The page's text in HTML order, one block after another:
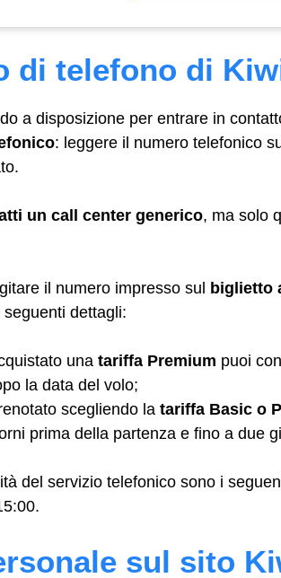
di telefono di
a disposizione per entrare in
: leggere il numero telefonico
un call center generico, ma solo
il numero impresso sul biglietto
dettagli:
una tariffa Premium puoi
la data del volo;
scegliendo la tariffa Basic o
prima della partenza e fino a due
del servizio telefonico sono i
sul sito